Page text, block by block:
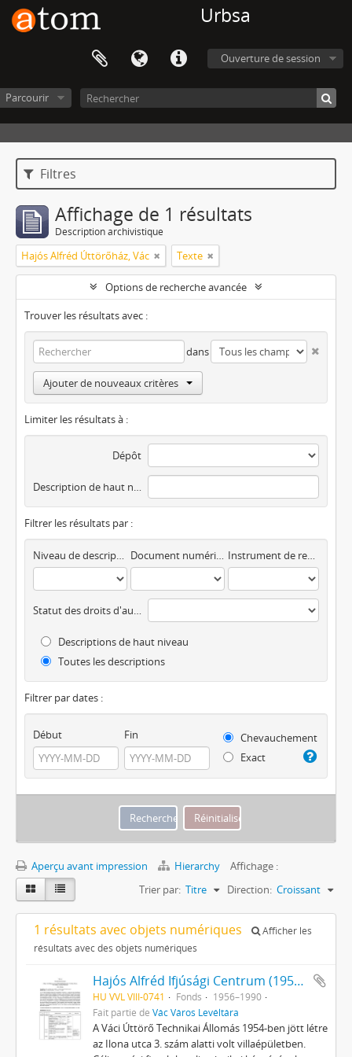
Urbsa
Ouverture de session
Parcourir
Filtres
Affichage de 1 résultats
Description archivistique
Hajós Alfréd Úttörőház, Vác Texte
Options de recherche avancée
Trouver les résultats avec :
dans
Ajouter de nouveaux critères
Limiter les résultats à :
Dépôt
Description de haut niveau
Filtrer les résultats par :
Niveau de description Document numérique disponible Instrument de recherche
Statut des droits d'auteur
Descriptions de haut niveau
Toutes les descriptions
Filtrer par dates :
Début Fin
Chevauchement
Exact
Aperçu avant impression Hierarchy
Affichage :
Trier par: Titre Direction: Croissant
1 résultats avec objets numériques
Afficher les
résultats avec des objets numériques
Hajós Alfréd Ifjúsági Centrum (1958-ig Váci Úttörő Technikai Állomás, 1989-ig Hajós Alfréd Úttörőház) iratai
HU VVL VIII-0741 Fonds
1956–1990
Fait partie de Vác Város Levéltára
A Váci Úttörő Technikai Állomás 1954-ben jött létre
az Ilona utca 3. szám alatti volt villaépületben.